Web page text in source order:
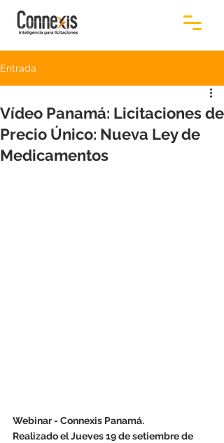
Entrada
Vídeo Panamá: Licitaciones de
Precio Único: Nueva Ley de
Medicamentos
Webinar - Connexis Panamá.
Realizado el Jueves 19 de setiembre de